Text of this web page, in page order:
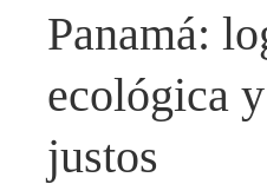
Panamá:
ecológica
justos